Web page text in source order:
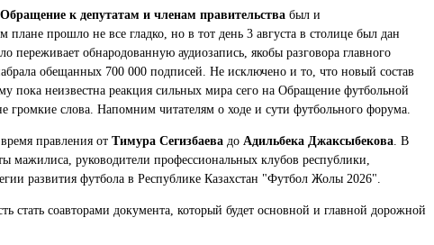
Обращение к депутатам и членам правительства был и
плане прошло не все гладко, но в тот день 3 августа в столице был дан
обнародованную аудиозапись, якобы разговора главного
обещанных 700 000 подписей. Не исключено и то, что новый состав
пока неизвестна реакция сильных мира сего на Обращение футбольной
слова. Напомним читателям о ходе и сути футбольного форума.
правления от Тимура Сегизбаева до Адильбека Джаксыбекова . В
мажилиса, руководители профессиональных клубов республики,
развития футбола в Республике Казахстан "Футбол Жолы 2026".
стать соавторами документа, который будет основной и главной дорожной